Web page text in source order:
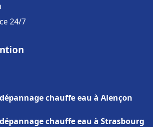
24/7
chauffe eau à Alençon
chauffe eau à Strasbourg